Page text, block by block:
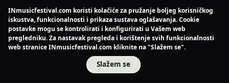
INmusicfestival.com koristi kolačiće za pružanje boljeg korisničkog
iskustva, funkcionalnosti i prikaza sustava oglašavanja. Cookie
postavke mogu se kontrolirati i konfigurirati u Vašem web
pregledniku. Za nastavak pregleda i korištenje svih funkcionalnosti
web stranice INmusicfestival.com kliknite na "Slažem se".
Slažem se